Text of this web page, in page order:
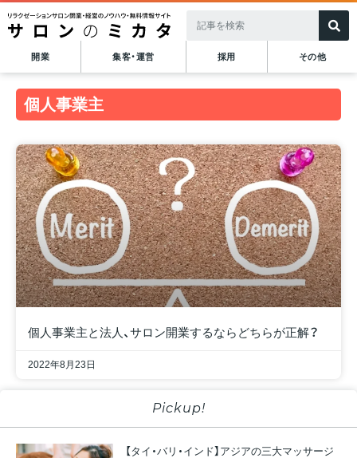
開業 集客・運営 採用 その他
個人事業主
個人事業主と法人、サロン開業するならどちらが正解？
2022年8月23日
Pickup!
【タイ・バリ・インド】アジアの三大マッサージ